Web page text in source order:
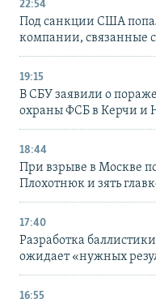
22:54
Под санкции США
компании, связанные
19:15
В СБУ заявили о
охраны ФСБ в Керчи и
18:44
При взрыве в Москве
Плохотнюк и зять
17:40
Разработка
ожидает «нужных
16:55